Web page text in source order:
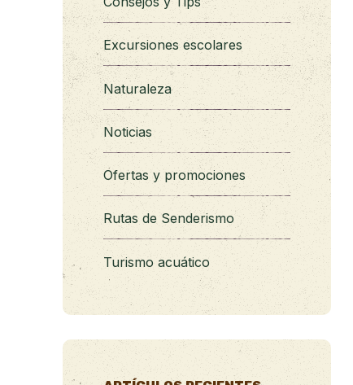
Excursiones escolares
Naturaleza
Noticias
Ofertas y promociones
Rutas de Senderismo
Turismo acuático